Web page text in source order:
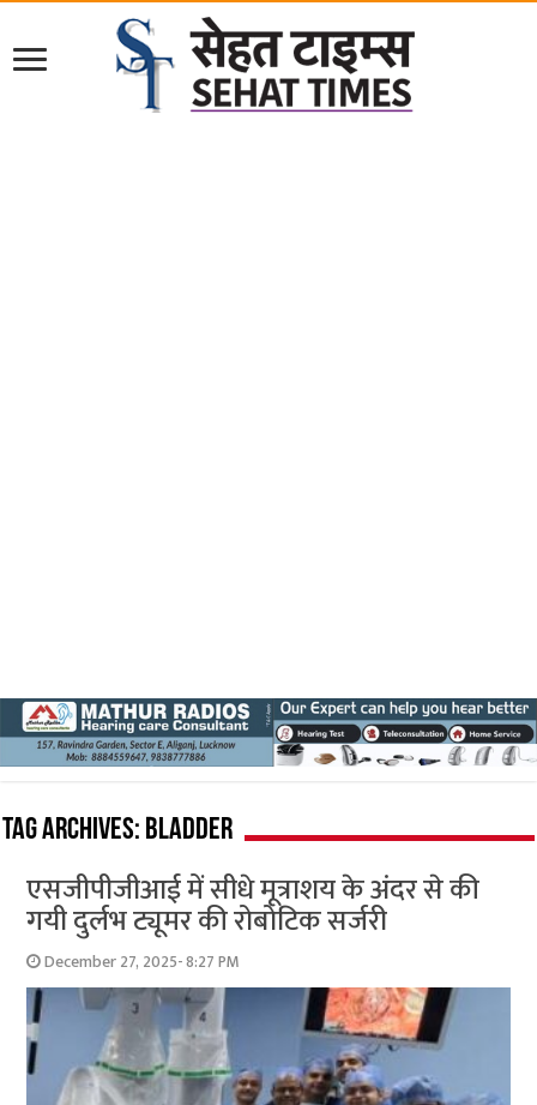
Tag Archives: bladder
एसजीपीजीआई में सीधे मूत्राशय के अंदर से की
गयी दुर्लभ ट्यूमर की रोबोटिक सर्जरी
December 27, 2025- 8:27 PM